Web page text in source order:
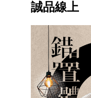
誠品線上